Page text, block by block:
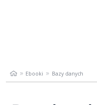
Ebooki Bazy danych